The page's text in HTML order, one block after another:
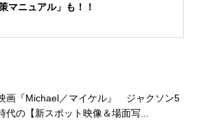
マニュアル」も！！
画『Michael／マイケル』 ジャクソン5
代の【新スポット映像＆場面写...